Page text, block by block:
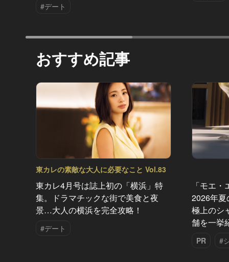
#デート
おすすめ記事
東カレの素敵な大人に必要なこと Vol.83
東カレ4月号は誌上初の「横浜」特
集。ドラマチックな街で美食と夜
景…大人の横浜を完全攻略！
#デート
「モエ
2026年夏
極上のシ
舗を一挙
PR #